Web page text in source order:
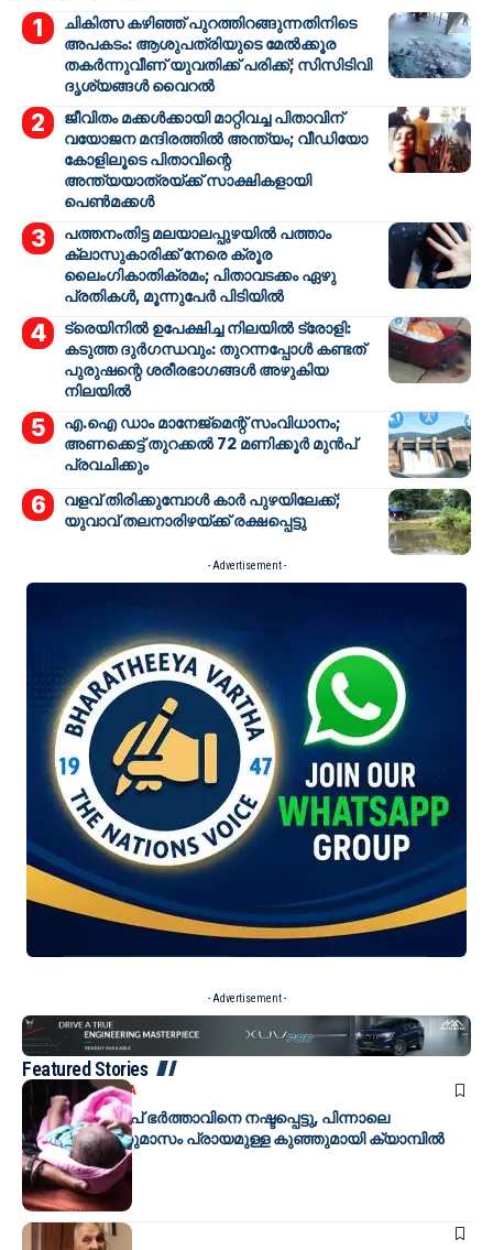
ചികിത്സ കഴിഞ്ഞ് പുറത്തിറങ്ങുന്നതിനിടെ
അപകടം: ആശുപത്രിയുടെ മേൽക്കൂര
തകർന്നുവീണ് യുവതിക്ക് പരിക്ക്; സിസിടിവി
ദൃശ്യങ്ങൾ വൈറൽ
ജീവിതം മക്കൾക്കായി മാറ്റിവച്ച പിതാവിന്
വയോജന മന്ദിരത്തിൽ അന്ത്യം; വീഡിയോ
കോളിലൂടെ പിതാവിന്റെ
അന്ത്യയാത്രയ്ക്ക് സാക്ഷികളായി
പെൺമക്കൾ
പത്തനംതിട്ട മലയാലപ്പുഴയിൽ പത്താം
ക്ലാസുകാരിക്ക് നേരെ ക്രൂര
ലൈംഗികാതിക്രമം; പിതാവടക്കം ഏഴു
പ്രതികൾ, മൂന്നുപേർ പിടിയിൽ
ട്രെയിനിൽ ഉപേക്ഷിച്ച നിലയിൽ ട്രോളി:
കടുത്ത ദുർഗന്ധവും: തുറന്നപ്പോൾ കണ്ടത്
പുരുഷന്റെ ശരീരഭാഗങ്ങൾ അഴുകിയ
നിലയിൽ
എ.ഐ ഡാം മാനേജ്മെന്റ് സംവിധാനം;
അണക്കെട്ട് തുറക്കൽ 72 മണിക്കൂർ മുൻപ്
പ്രവചിക്കും
വളവ് തിരിക്കുമ്പോൾ കാർ പുഴയിലേക്ക്;
യുവാവ് തലനാരിഴയ്ക്ക് രക്ഷപ്പെട്ടു
- Advertisement -
- Advertisement -
Featured Stories
BV SPECIALKERALA
19 ദിവസം മുൻപ് ഭർത്താവിനെ നഷ്ടപ്പെട്ടു, പിന്നാലെ
മഴക്കെടുതി; ഒരുമാസം പ്രായമുള്ള കുഞ്ഞുമായി ക്യാമ്പിൽ
പകച്ച് സൂര്യ
BV SPECIAL